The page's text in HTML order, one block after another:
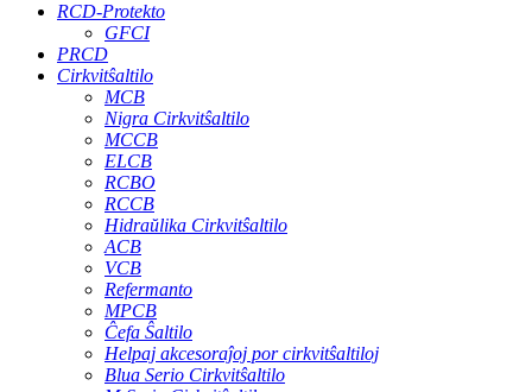
RCD-Protekto
GFCI
PRCD
Cirkvitŝaltilo
MCB
Nigra Cirkvitŝaltilo
MCCB
ELCB
RCBO
RCCB
Hidraŭlika Cirkvitŝaltilo
ACB
VCB
Refermanto
MPCB
Ĉefa Ŝaltilo
Helpaj akcesoraĵoj por cirkvitŝaltiloj
Blua Serio Cirkvitŝaltilo